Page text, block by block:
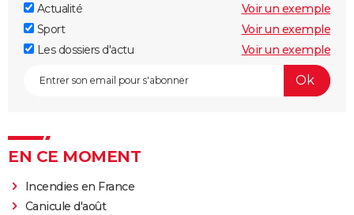
Actualité
Voir un exemple
Sport
Voir un exemple
Les dossiers d'actu
Voir un exemple
EN CE MOMENT
Incendies en France
Canicule d'août